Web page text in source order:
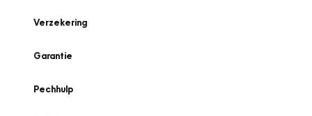
Verzekering
Garantie
Pechhulp